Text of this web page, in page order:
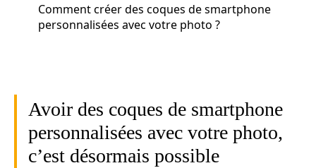
Comment créer des coques de smartphone
personnalisées avec votre photo ?
Avoir des coques de smartphone
personnalisées avec votre photo,
c’est désormais possible